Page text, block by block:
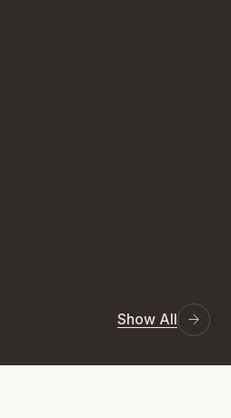
Show All